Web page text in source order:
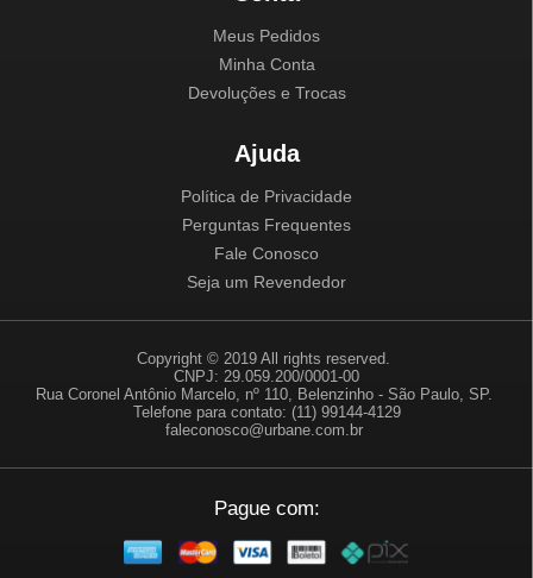
Meus Pedidos
Minha Conta
Devoluções e Trocas
Ajuda
Política de Privacidade
Perguntas Frequentes
Fale Conosco
Seja um Revendedor
Copyright © 2019 All rights reserved.
CNPJ: 29.059.200/0001-00
Rua Coronel Antônio Marcelo, nº 110, Belenzinho - São Paulo, SP.
Telefone para contato: (11) 99144-4129
faleconosco@urbane.com.br
Pague com: